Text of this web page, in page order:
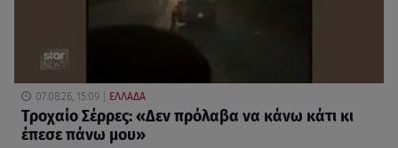
07.08.26, 15:09 ΕΛΛΑΔΑ
Τροχαίο Σέρρες: «Δεν πρόλαβα να κάνω κάτι κι
έπεσε πάνω μου»